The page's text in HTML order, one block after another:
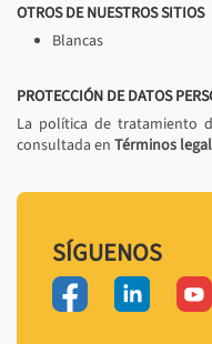
OTROS DE NUESTROS SITIOS
Blancas
PROTECCIÓN DE DATOS
La política de tratamiento
consultada en Términos
SÍGUENOS